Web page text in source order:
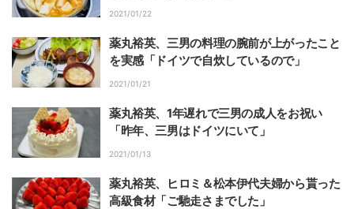
2021/01/22
薬丸裕英、三男の料理の腕前が上がったこと
を実感「ドイツで自炊しているので」
2021/01/21
薬丸裕英、1年遅れで三男の成人をお祝い
「昨年、三男はドイツにいて」
2021/01/13
薬丸裕英、ヒロミ＆松本伊代夫婦から貰った
高級食材「ご馳走さまでした」